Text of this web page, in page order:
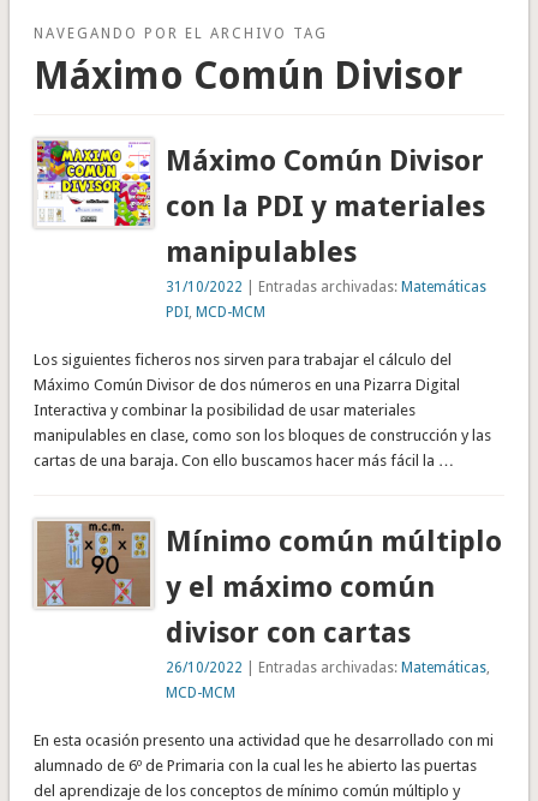
NAVEGANDO POR EL ARCHIVO TAG
Máximo Común Divisor
Máximo Común Divisor
con la PDI y materiales
manipulables
31/10/2022 | Entradas archivadas:Matemáticas
PDI ,MCD-MCM
Los siguientes ficheros nos sirven para trabajar el cálculo del
Máximo Común Divisor de dos números en una Pizarra Digital
Interactiva y combinar la posibilidad de usar materiales
manipulables en clase, como son los bloques de construcción y las
cartas de una baraja. Con ello buscamos hacer más fácil la …
Mínimo común múltiplo
y el máximo común
divisor con cartas
26/10/2022 | Entradas archivadas:Matemáticas
MCD-MCM
En esta ocasión presento una actividad que he desarrollado con mi
alumnado de 6º de Primaria con la cual les he abierto las puertas
del aprendizaje de los conceptos de mínimo común múltiplo y